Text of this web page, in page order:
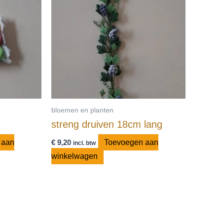
bloemen en planten
streng druiven 18cm lang
€9,20 incl. btw
Toevoegen aan
winkelwagen